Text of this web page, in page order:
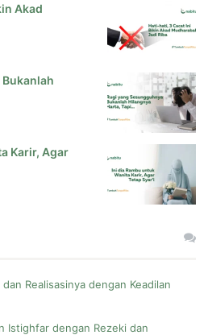
Akad
Karir, Agar
dan Realisasinya dengan Keadilan
Istighfar dengan Rezeki dan